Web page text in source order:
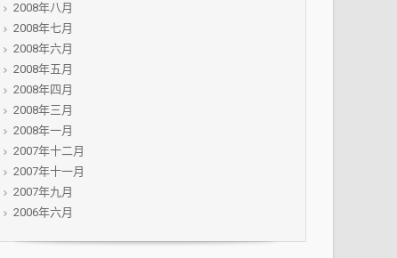
2008年八月
2008年七月
2008年六月
2008年五月
2008年四月
2008年三月
2008年一月
2007年十二月
2007年十一月
2007年九月
2006年六月